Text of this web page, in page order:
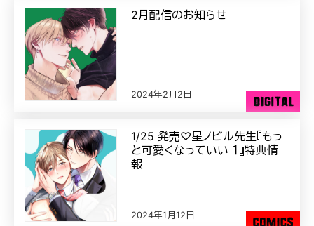
2月配信のお知らせ
2024年2月2日
1/25 発売♡星ノビル先生『もっ
と可愛くなっていい １』特典情
報
2024年1月12日